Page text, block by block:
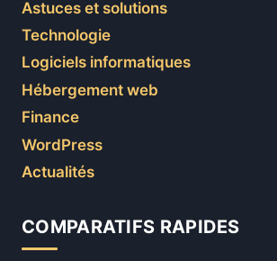
Astuces et solutions
Technologie
Logiciels informatiques
Hébergement web
Finance
WordPress
Actualités
COMPARATIFS RAPIDES